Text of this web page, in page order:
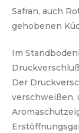
Safran, auch
gehobenen
Im
Der
verschweißen,